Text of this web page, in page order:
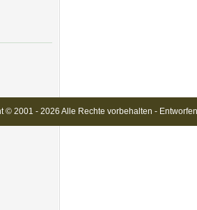
© 2001 - 2026 Alle Rechte vorbehalten -